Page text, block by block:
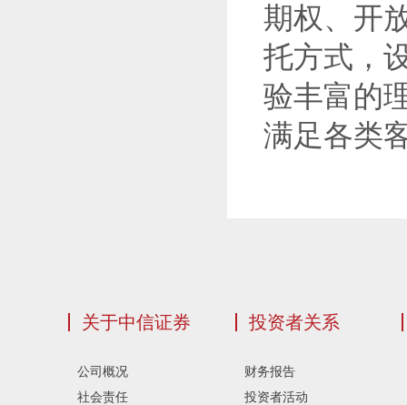
期权、开
托方式，
验丰富的
满足各类
关于中信证券
公司概况
社会责任
投资者关系
财务报告
投资者活动